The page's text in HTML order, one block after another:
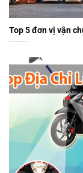
Top 5 đơn vị vận